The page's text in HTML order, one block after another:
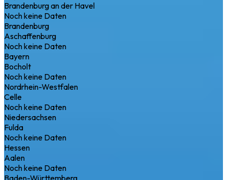
Brandenburg an der Havel
Noch keine Daten
Brandenburg
Aschaffenburg
Noch keine Daten
Bayern
Bocholt
Noch keine Daten
Nordrhein-Westfalen
Celle
Noch keine Daten
Niedersachsen
Fulda
Noch keine Daten
Hessen
Aalen
Noch keine Daten
Baden-Württemberg